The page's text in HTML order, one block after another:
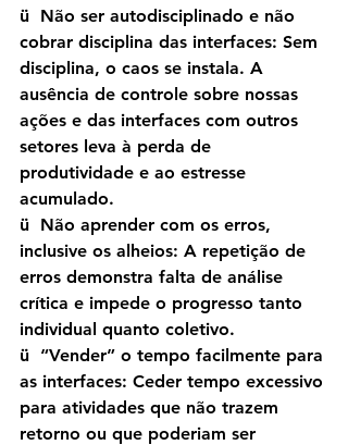
ü  Não ser autodisciplinado e não
cobrar disciplina das interfaces: Sem
disciplina, o caos se instala. A
ausência de controle sobre nossas
ações e das interfaces com outros
setores leva à perda de
produtividade e ao estresse
acumulado.
ü  Não aprender com os erros,
inclusive os alheios: A repetição de
erros demonstra falta de análise
crítica e impede o progresso tanto
individual quanto coletivo.
ü  “Vender” o tempo facilmente para
as interfaces: Ceder tempo excessivo
para atividades que não trazem
retorno ou que poderiam ser